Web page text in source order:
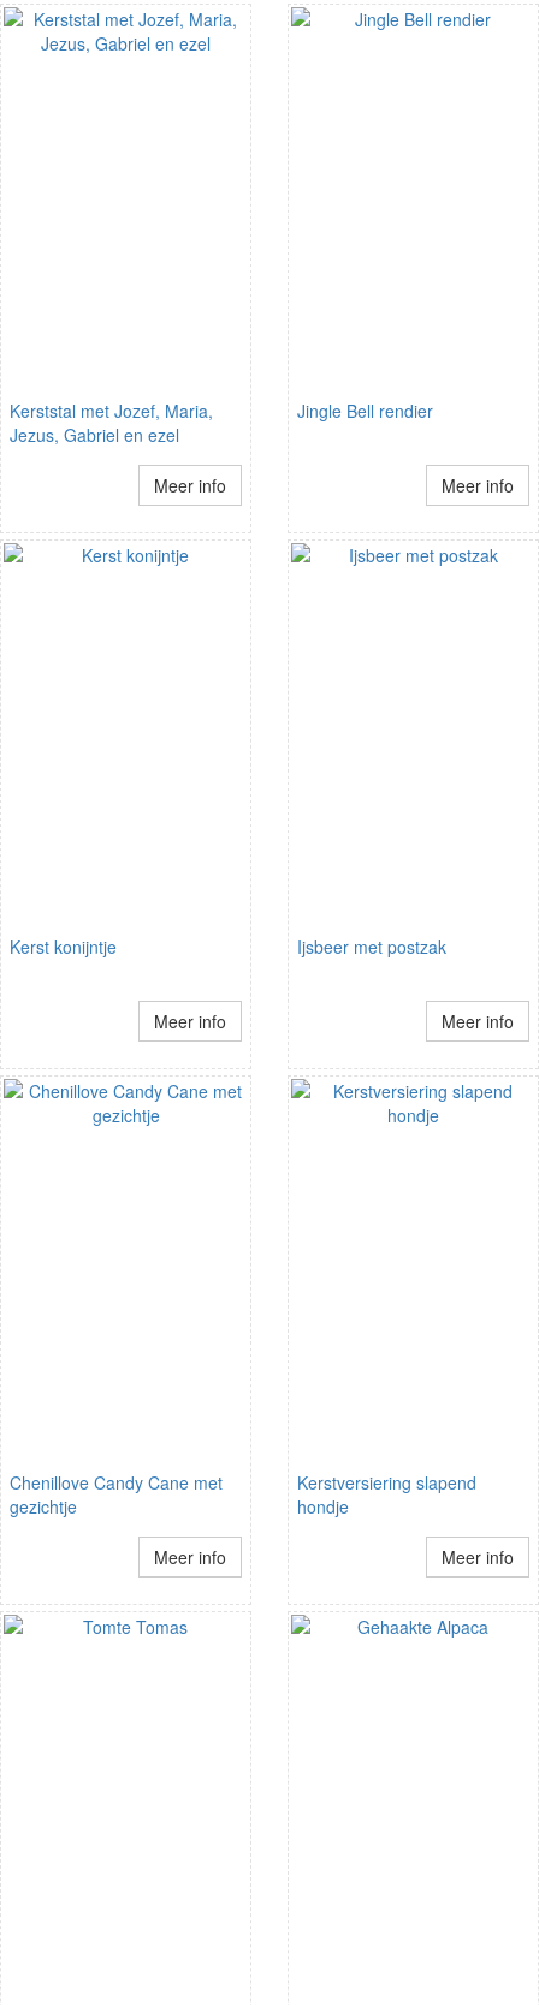
Kerststal met Jozef, Maria,
Jezus, Gabriel en ezel
Meer info
Jingle Bell rendier
Meer info
Kerst konijntje
Meer info
Ijsbeer met postzak
Meer info
Chenillove Candy Cane met
gezichtje
Meer info
Kerstversiering slapend
hondje
Meer info